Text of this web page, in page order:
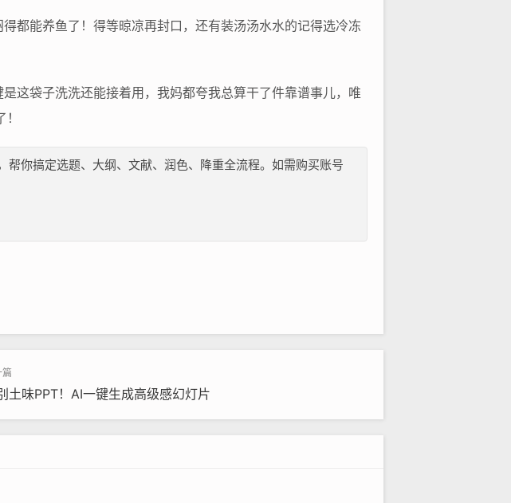
都能养鱼了！得等晾凉再封口，还有装汤汤水水的记得选冷冻
这袋子洗洗还能接着用，我妈都夸我总算干了件靠谱事儿，唯
你搞定选题、大纲、文献、润色、降重全流程。如需购买账号
土味PPT！AI一键生成高级感幻灯片